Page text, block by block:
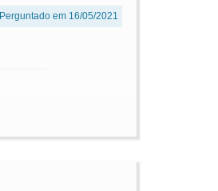
Perguntado em 16/05/2021